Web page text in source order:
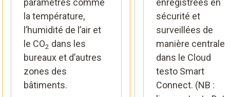
paramètres comme
la température,
l’humidité de l’air et
le CO2 dans les
bureaux et d’autres
zones des
bâtiments.
enregistrées en
sécurité et
surveillées de
manière centrale
dans le Cloud
testo Smart
Connect. (NB :